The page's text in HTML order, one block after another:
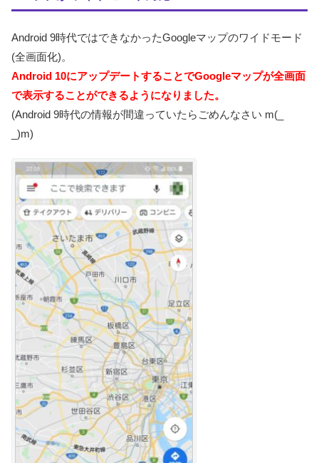
Android 9時代ではできなかったGoogleマップのワイドモード
(全画面化)。
Android 10にアップデートすることでGoogleマップが全画面
で表示することができるようになりました。
(Android 9時代の情報が間違っていたらごめんなさい m(_
_)m)